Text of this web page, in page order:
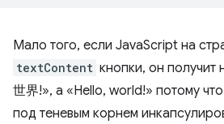
Мало того, если JavaScript на
textContent кнопки, он получит
世界!», а «Hello, world!» потому
под теневым корнем